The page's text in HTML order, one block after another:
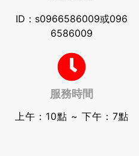
ID：s0966586009或096
6586009
服務時間
上午：10點 ~ 下午：7點